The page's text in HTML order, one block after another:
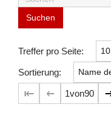
Suchtreffer:
Treffer pro Seite:
Sortierung:
1von90